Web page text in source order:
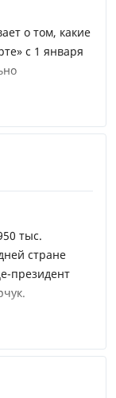
о том, какие
с 1 января
тыс.
стране
президент